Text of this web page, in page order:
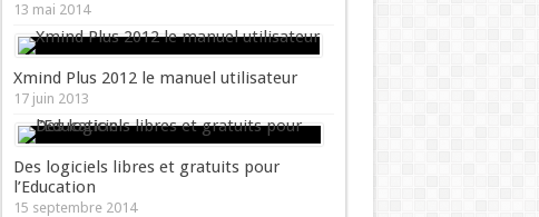
13 mai 2014
Xmind Plus 2012 le manuel utilisateur
17 juin 2013
Des logiciels libres et gratuits pour
l’Education
15 septembre 2014